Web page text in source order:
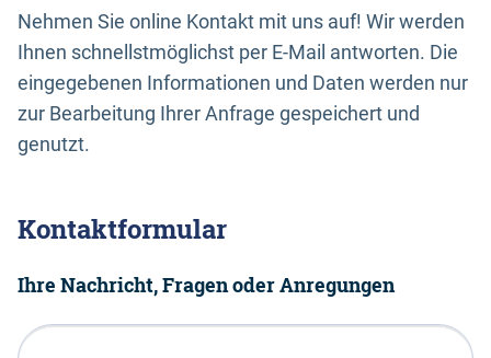
Nehmen Sie online Kontakt mit uns auf! Wir werden
Ihnen schnellstmöglichst per E-Mail antworten. Die
eingegebenen Informationen und Daten werden nur
zur Bearbeitung Ihrer Anfrage gespeichert und
genutzt.
Kontaktformular
Ihre Nachricht, Fragen oder Anregungen